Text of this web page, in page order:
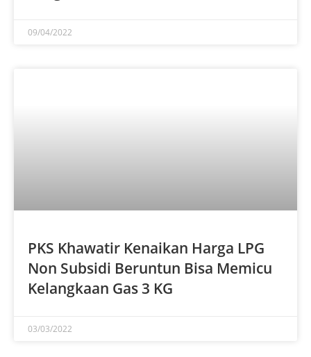
09/04/2022
PKS Khawatir Kenaikan Harga LPG
Non Subsidi Beruntun Bisa Memicu
Kelangkaan Gas 3 KG
03/03/2022